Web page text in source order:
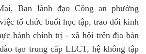
Ban lãnh đạo Công an phường
tổ chức buổi học tập, trao đổi kinh
hành chính trị - xã hội trên địa bàn
tạo trung cấp LLCT, hệ không tập